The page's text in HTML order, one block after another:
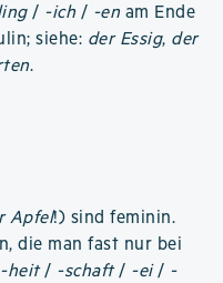
/ -ich / -en am Ende
siehe: der Essig, der
.
Apfel!) sind feminin.
die man fast nur bei
-heit/ -schaft/ -ei/ -